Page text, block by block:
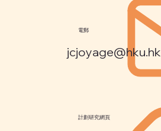
jcjoyage@hku.hk
電郵
計劃研究網頁